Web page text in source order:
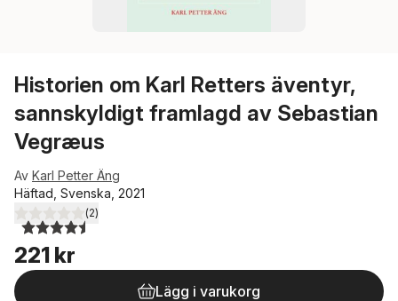
Historien om Karl Retters äventyr,
sannskyldigt framlagd av Sebastian
Vegræus
Av Karl Petter Äng
Häftad, Svenska, 2021
4,5utav 5 stjärnor. Totalt antal röster:
(2)
221 kr
Lägg i varukorg